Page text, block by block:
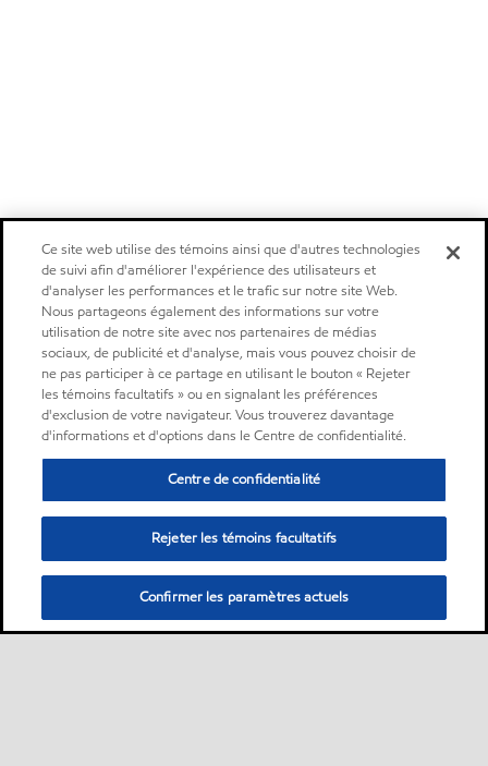
Ce site web utilise des témoins ainsi que d'autres technologies
de suivi afin d'améliorer l'expérience des utilisateurs et
d'analyser les performances et le trafic sur notre site Web.
Nous partageons également des informations sur votre
utilisation de notre site avec nos partenaires de médias
sociaux, de publicité et d'analyse, mais vous pouvez choisir de
ne pas participer à ce partage en utilisant le bouton « Rejeter
les témoins facultatifs » ou en signalant les préférences
d'exclusion de votre navigateur. Vous trouverez davantage
d'informations et d'options dans le Centre de confidentialité.
Centre de confidentialité
Rejeter les témoins facultatifs
Confirmer les paramètres actuels